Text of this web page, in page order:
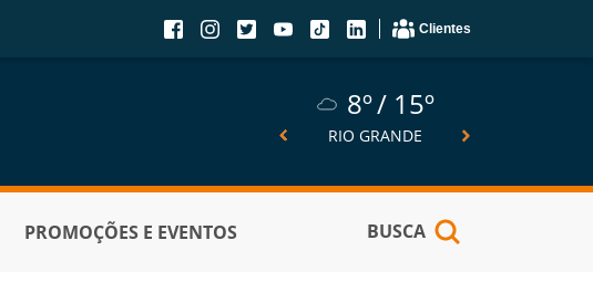
Clientes
8º 15º
RIO GRANDE
PROMOÇÕES E EVENTOS BUSCA